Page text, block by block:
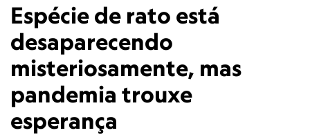
Espécie de rato está
desaparecendo
misteriosamente, mas
pandemia trouxe
esperança